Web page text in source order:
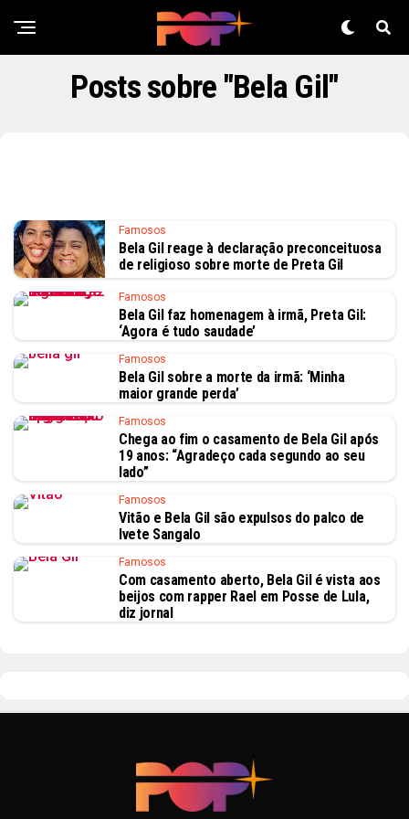
Posts sobre "Bela Gil"
Famosos
Bela Gil reage à declaração preconceituosa
de religioso sobre morte de Preta Gil
Famosos
Bela Gil faz homenagem à irmã, Preta Gil:
‘Agora é tudo saudade’
Famosos
Bela Gil sobre a morte da irmã: ‘Minha
maior grande perda’
Famosos
Chega ao fim o casamento de Bela Gil após
19 anos: “Agradeço cada segundo ao seu
lado”
Famosos
Vitão e Bela Gil são expulsos do palco de
Ivete Sangalo
Famosos
Com casamento aberto, Bela Gil é vista aos
beijos com rapper Rael em Posse de Lula,
diz jornal